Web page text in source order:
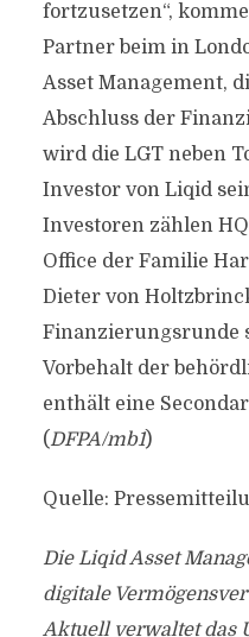
fortzusetzen“,
Partner beim in
Asset Management,
Abschluss der
wird die LGT neben
Investor von Liqid
Investoren zählen
Office der Familie
Dieter von
Finanzierungsrunde
Vorbehalt der
enthält eine
(DFPA/mb1)
Quelle:
Die Liqid Asset
digitale
Aktuell verwaltet das